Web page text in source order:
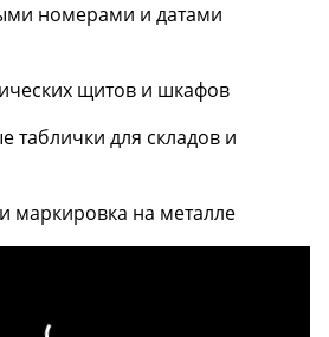
номерами и датами
щитов и шкафов
таблички для складов и
маркировка на металле